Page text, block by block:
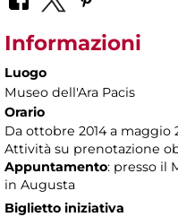
Informazioni
Luogo
Museo dell'Ara Pacis
Orario
Da ottobre 2014 a maggio
Attività su prenotazione
Appuntamento: presso il
in Augusta
Biglietto iniziativa